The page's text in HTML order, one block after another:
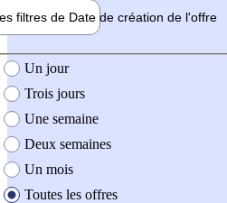
filtres de Date de création de l'offre
création de l'offre
Un jour
Trois jours
Une semaine
Deux semaines
Un mois
Toutes les offres